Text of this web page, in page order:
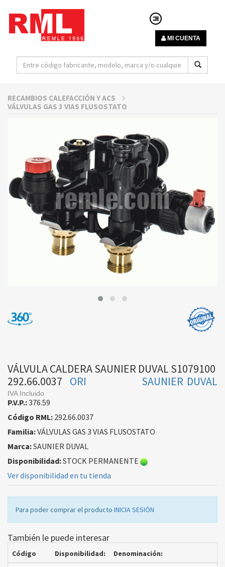
MI CUENTA
RECAMBIOS CALEFACCIÓN Y ACS
VÁLVULAS GAS 3 VIAS FLUSOSTATO
VÁLVULA CALDERA SAUNIER DUVAL S1079100
292.66.0037
SAUNIER DUVAL
ORI
IVA Incluido
P.V.P.:376.59
Código RML: 292.66.0037
Familia:VÁLVULAS GAS 3 VIAS FLUSOSTATO
Marca:SAUNIER DUVAL
Disponibilidad:STOCK PERMANENTE
Ver disponibilidad en tu tienda
Para poder comprar el producto INICIA SESIÓN
También le puede interesar
Código Disponibilidad: Denominación: